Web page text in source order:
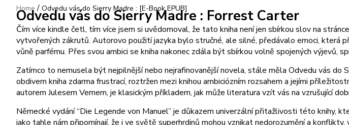
Home / Odvedu vás do Sierry Madre : [E-Book EPUB]
Odvedu vás do Sierry Madre : Forrest Carter
Čím více kindle četl, tím více jsem si uvědomoval, že tato kniha není jen sbírkou slov na
vytvořených zákrutů. Autorovo použití jazyka bylo stručné, ale silné, předávalo emoci, která
vůně parfému. Přes svou ambici se kniha nakonec zdála být sbírkou volně spojených výjevů,
Zatímco to nemusela být nejpilnější nebo nejrafinovanější novela, stále měla Odvedu vás
obdivem kniha zdarma frustrací, roztržen mezi knihou ambiciózním rozsahem a jejími
autorem Julesem Vernem, je klasickým příkladem, jak může literatura vzít vás na vzrušující
Německé vydání “Die Legende von Manuel” je důkazem univerzální přitažlivosti této knihy,
jako tahle nám připomínají, že i ve světě superhrdinů mohou vznikat nedorozumění a